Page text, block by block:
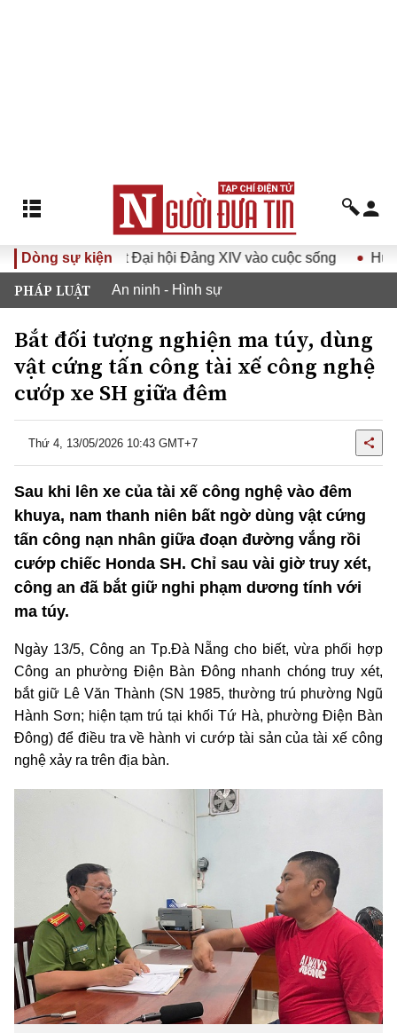
Dòng sự kiện
Nghị quyết Đại hội Đảng XIV vào cuộc sống Hướng tới
PHÁP LUẬT An ninh - Hình sự
Bắt đối tượng nghiện ma túy, dùng
vật cứng tấn công tài xế công nghệ
cướp xe SH giữa đêm
Thứ 4, 13/05/2026 10:43 GMT+7
Sau khi lên xe của tài xế công nghệ vào đêm
khuya, nam thanh niên bất ngờ dùng vật cứng
tấn công nạn nhân giữa đoạn đường vắng rồi
cướp chiếc Honda SH. Chỉ sau vài giờ truy xét,
công an đã bắt giữ nghi phạm dương tính với
ma túy.
Ngày 13/5, Công an Tp.Đà Nẵng cho biết, vừa phối hợp
Công an phường Điện Bàn Đông nhanh chóng truy xét,
bắt giữ Lê Văn Thành (SN 1985, thường trú phường Ngũ
Hành Sơn; hiện tạm trú tại khối Tứ Hà, phường Điện Bàn
Đông) để điều tra về hành vi cướp tài sản của tài xế công
nghệ xảy ra trên địa bàn.